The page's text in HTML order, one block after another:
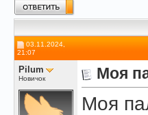
03.11.2024,
21:07
Pilum
Новичок Моя
Моя